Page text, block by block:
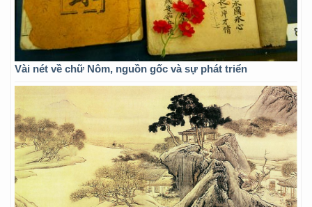
Vài nét về chữ Nôm, nguồn gốc và sự phát triển